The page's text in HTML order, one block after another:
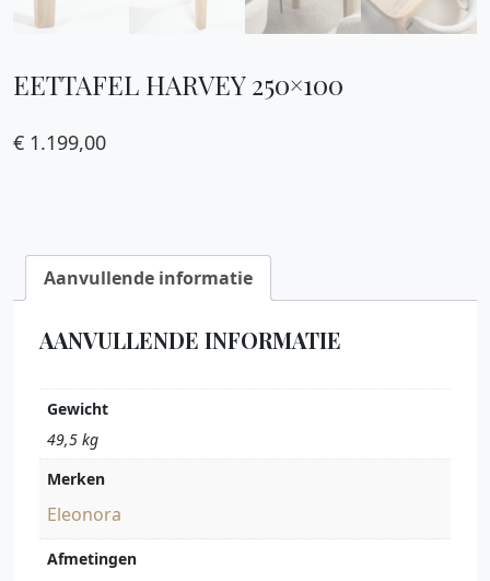
EETTAFEL HARVEY 250×100
€ 1.199,00
Aanvullende informatie
AANVULLENDE INFORMATIE
Gewicht
49,5 kg
Merken
Eleonora
Afmetingen